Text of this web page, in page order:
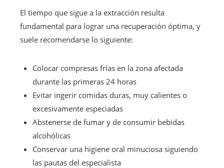
El tiempo que sigue a la extracción resulta
fundamental para lograr una recuperación óptima, y
suele recomendarse lo siguiente:
Colocar compresas frías en la zona afectada
durante las primeras 24 horas
Evitar ingerir comidas duras, muy calientes o
excesivamente especiadas
Abstenerse de fumar y de consumir bebidas
alcohólicas
Conservar una higiene oral minuciosa siguiendo
las pautas del especialista